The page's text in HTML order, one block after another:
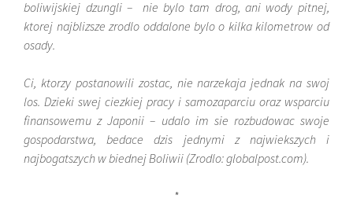
boliwijskiej dzungli – nie bylo tam drog, ani wody pitnej,
ktorej najblizsze zrodlo oddalone bylo o kilka kilometrow od
osady.
Ci, ktorzy postanowili zostac, nie narzekaja jednak na swoj
los. Dzieki swej ciezkiej pracy i samozaparciu oraz wsparciu
finansowemu z Japonii – udalo im sie rozbudowac swoje
gospodarstwa, bedace dzis jednymi z najwiekszych i
najbogatszych w biednej Boliwii (Zrodlo: globalpost.com).
*